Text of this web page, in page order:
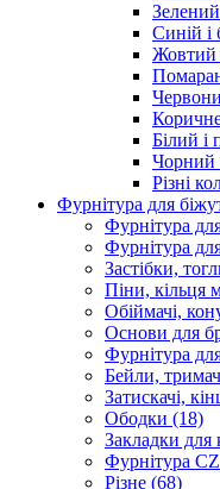
Зелений
Синій і
Жовтий
Білий і
Чорний
Різні
Фурнітура для
Фурнітура
Фурнітура
Застібки,
Піни, кільця
Обіймачі,
Основи для
Фурнітура
Бейли,
Затискачі,
Ободки (18)
Закладки
Фурнітура
Різне (68)